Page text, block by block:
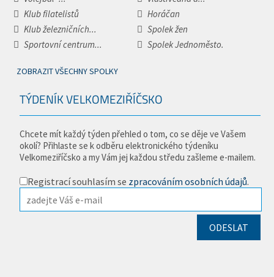
Klub filatelistů
Horáčan
Klub železničních...
Spolek žen
Sportovní centrum...
Spolek Jednoměsto.
ZOBRAZIT VŠECHNY SPOLKY
TÝDENÍK VELKOMEZIŘÍČSKO
Chcete mít každý týden přehled o tom, co se děje ve Vašem
okolí? Přihlaste se k odběru elektronického týdeníku
Velkomeziříčsko a my Vám jej každou středu zašleme e-mailem.
Registrací souhlasím se zpracováním osobních údajů.